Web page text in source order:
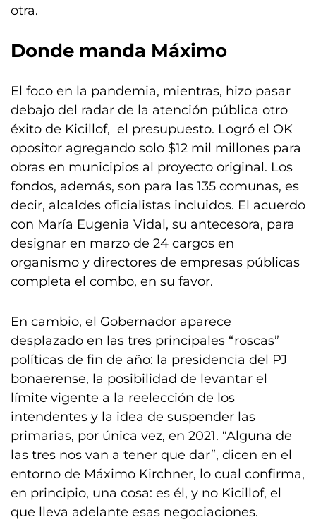
otra.
Donde manda Máximo
El foco en la pandemia, mientras, hizo pasar
debajo del radar de la atención pública otro
éxito de Kicillof, el presupuesto. Logró el OK
opositor agregando solo $12 mil millones para
obras en municipios al proyecto original. Los
fondos, además, son para las 135 comunas, es
decir, alcaldes oficialistas incluidos. El acuerdo
con María Eugenia Vidal, su antecesora, para
designar en marzo de 24 cargos en
organismo y directores de empresas públicas
completa el combo, en su favor.
En cambio, el Gobernador aparece
desplazado en las tres principales “roscas”
políticas de fin de año: la presidencia del PJ
bonaerense, la posibilidad de levantar el
límite vigente a la reelección de los
intendentes y la idea de suspender las
primarias, por única vez, en 2021. “Alguna de
las tres nos van a tener que dar”, dicen en el
entorno de Máximo Kirchner, lo cual confirma,
en principio, una cosa: es él, y no Kicillof, el
que lleva adelante esas negociaciones.